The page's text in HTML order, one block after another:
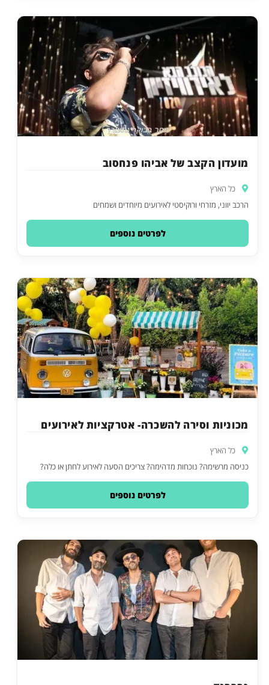
מועדון הקצב של אביהו פנחסוב
כל הארץ
הרכב יווני, מזרחי ורוקיסטי לאירועים מיוחדים ושמחים
לפרטים נוספים
מכוניות וסירה להשכרה- אטרקציות לאירועים
כל הארץ
כניסה מרשימה? נוכחות מדהימה? צריכים הסעה לאירוע לחתן או כלה?
לפרטים נוספים